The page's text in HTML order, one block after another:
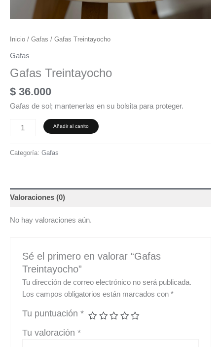
Inicio / Gafas / Gafas Treintayocho
Gafas
Gafas Treintayocho
$ 36.000
Gafas de sol; mantenerlas en su bolsita para proteger.
Añadir al carrito
Categoría: Gafas
Valoraciones (0)
No hay valoraciones aún.
Sé el primero en valorar “Gafas
Treintayocho”
Tu dirección de correo electrónico no será publicada.
Los campos obligatorios están marcados con*
Tu puntuación*
Tu valoración*